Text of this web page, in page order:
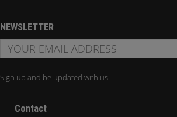
NEWSLETTER
Sign up and be updated with us
Contact